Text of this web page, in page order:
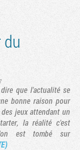
que l'actualité se
bonne raison pour
jeux attendant un
la réalité c'est
est tombé sur